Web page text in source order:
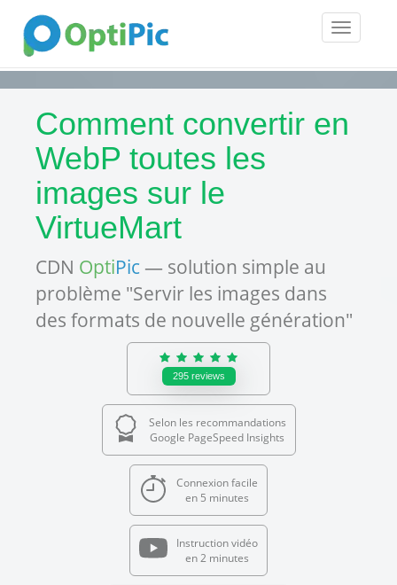
Toggle
Comment convertir en
WebP toutes les
images sur le
VirtueMart
CDN OptiPic — solution simple au
problème "Servir les images dans
des formats de nouvelle génération"
295 reviews
Selon les recommandations
Google PageSpeed Insights
Connexion facile
en 5 minutes
Instruction vidéo
en 2 minutes